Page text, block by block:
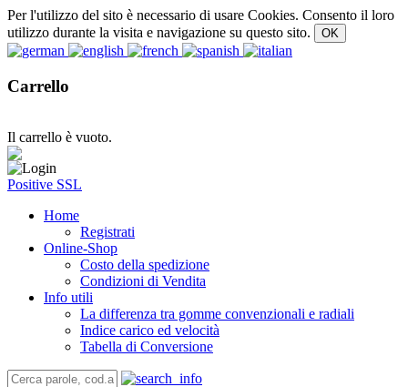
Per l'utilizzo del sito è necessario di usare Cookies. Consento il loro
utilizzo durante la visita e navigazione su questo sito.
Carrello
Il carrello è vuoto.
Positive SSL
Home
Registrati
Online-Shop
Costo della spedizione
Condizioni di Vendita
Info utili
La differenza tra gomme convenzionali e radiali
Indice carico ed velocità
Tabella di Conversione